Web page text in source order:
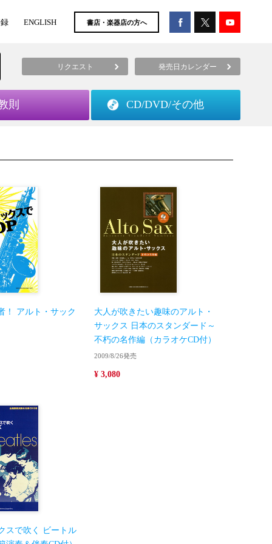
ENGLISH 書店・楽器店の方へ
リクエスト 発売日カレンダー
則 CD/DVD/その他
！ アルト・サック
大人が吹きたい趣味のアルト・
サックス 日本のスタンダード～
不朽の名作編（カラオケCD付）
2009/8/26発売
¥ 3,080
スで吹く ビートル